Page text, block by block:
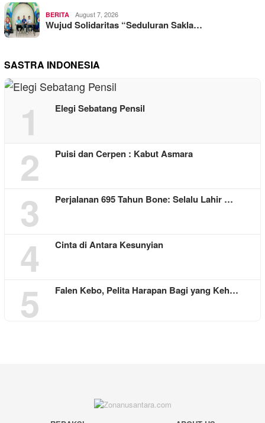
BERITA August 7, 2026
Wujud Solidaritas “Seduluran Sakla…
SASTRA INDONESIA
1 Elegi Sebatang Pensil
2 Puisi dan Cerpen : Kabut Asmara
3 Perjalanan 695 Tahun Bone: Selalu Lahir …
4 Cinta di Antara Kesunyian
5 Falen Kebo, Pelita Harapan Bagi yang Keh…